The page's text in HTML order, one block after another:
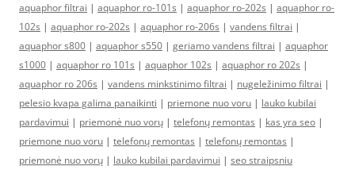
aquaphor filtrai | aquaphor ro-101s | aquaphor ro-202s | aquaphor ro-
102s | aquaphor ro-202s | aquaphor ro-206s | vandens filtrai |
aquaphor s800 | aquaphor s550 | geriamo vandens filtrai | aquaphor
s1000 | aquaphor ro 101s | aquaphor 102s | aquaphor ro 202s |
aquaphor ro 206s | vandens minkstinimo filtrai | nugeležinimo filtrai |
pelesio kvapa galima panaikinti | priemone nuo voru | lauko kubilai
pardavimui | priemonė nuo vorų | telefonų remontas | kas yra seo |
priemone nuo voru | telefonų remontas | telefonų remontas |
priemonė nuo vorų | lauko kubilai pardavimui | seo straipsniu